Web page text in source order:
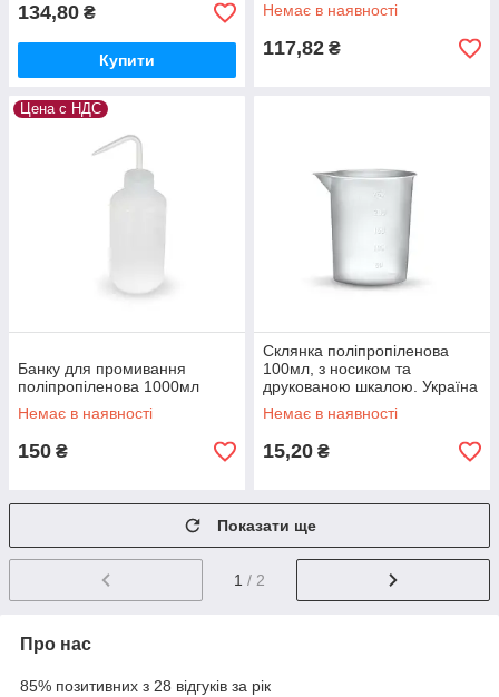
134,80 ₴
Купити
Немає в наявності
117,82 ₴
Цена с НДС
Банку для промивання
поліпропіленова 1000мл
Немає в наявності
150 ₴
Склянка поліпропіленова
100мл, з носиком та
друкованою шкалою. Україна
Немає в наявності
15,20 ₴
Показати ще
1 / 2
Про нас
85% позитивних з 28 відгуків за рік